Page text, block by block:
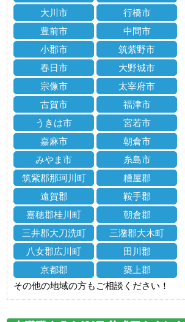
大川市
行橋市
豊前市
中間市
小郡市
筑紫野市
春日市
大野城市
宗像市
太宰府市
古賀市
福津市
うきは市
宮若市
嘉麻市
朝倉市
みやま市
糸島市
筑紫郡那珂川町
糟屋郡
遠賀郡
鞍手郡
嘉穂郡桂川町
朝倉郡
三井郡大刀洗町
三潴郡大木町
八女郡広川町
田川郡
京都郡
築上郡
その他の地域の方もご相談ください！